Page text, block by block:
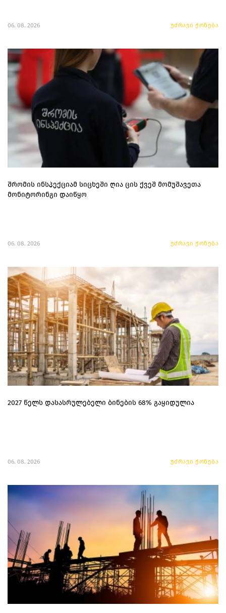
06. 08. 2026 უძრავი ქონება
შრომის ინსპექციამ სიცხეში ღია ცის ქვეშ მომუშავეთა
მონიტორინგი დაიწყო
06. 08. 2026 უძრავი ქონება
2027 წელს დასასრულებელი ბინების 68% გაყიდულია
06. 08. 2026 უძრავი ქონება